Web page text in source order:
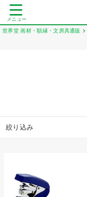
メニュー
世界堂 画材・額縁・文房具通販
絞り込み